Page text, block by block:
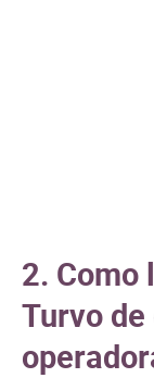
2. Como
Turvo